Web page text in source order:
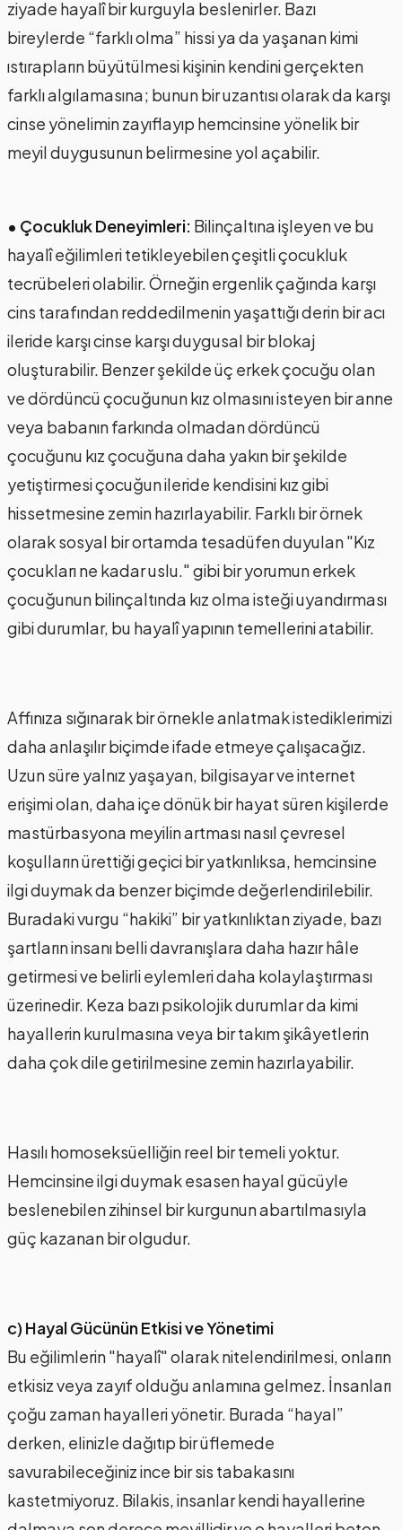
ziyade hayalî bir kurguyla beslenirler. Bazı
bireylerde “farklı olma” hissi ya da yaşanan kimi
ıstırapların büyütülmesi kişinin kendini gerçekten
farklı algılamasına; bunun bir uzantısı olarak da karşı
cinse yönelimin zayıflayıp hemcinsine yönelik bir
meyil duygusunun belirmesine yol açabilir.
• Çocukluk Deneyimleri: Bilinçaltına işleyen ve bu
hayalî eğilimleri tetikleyebilen çeşitli çocukluk
tecrübeleri olabilir. Örneğin ergenlik çağında karşı
cins tarafından reddedilmenin yaşattığı derin bir acı
ileride karşı cinse karşı duygusal bir blokaj
oluşturabilir. Benzer şekilde üç erkek çocuğu olan
ve dördüncü çocuğunun kız olmasını isteyen bir anne
veya babanın farkında olmadan dördüncü
çocuğunu kız çocuğuna daha yakın bir şekilde
yetiştirmesi çocuğun ileride kendisini kız gibi
hissetmesine zemin hazırlayabilir. Farklı bir örnek
olarak sosyal bir ortamda tesadüfen duyulan "Kız
çocukları ne kadar uslu." gibi bir yorumun erkek
çocuğunun bilinçaltında kız olma isteği uyandırması
gibi durumlar, bu hayalî yapının temellerini atabilir.
Affınıza sığınarak bir örnekle anlatmak istediklerimizi
daha anlaşılır biçimde ifade etmeye çalışacağız.
Uzun süre yalnız yaşayan, bilgisayar ve internet
erişimi olan, daha içe dönük bir hayat süren kişilerde
mastürbasyona meyilin artması nasıl çevresel
koşulların ürettiği geçici bir yatkınlıksa, hemcinsine
ilgi duymak da benzer biçimde değerlendirilebilir.
Buradaki vurgu “hakiki” bir yatkınlıktan ziyade, bazı
şartların insanı belli davranışlara daha hazır hâle
getirmesi ve belirli eylemleri daha kolaylaştırması
üzerinedir. Keza bazı psikolojik durumlar da kimi
hayallerin kurulmasına veya bir takım şikâyetlerin
daha çok dile getirilmesine zemin hazırlayabilir.
Hasılı homoseksüelliğin reel bir temeli yoktur.
Hemcinsine ilgi duymak esasen hayal gücüyle
beslenebilen zihinsel bir kurgunun abartılmasıyla
güç kazanan bir olgudur.
c) Hayal Gücünün Etkisi ve Yönetimi
Bu eğilimlerin "hayalî" olarak nitelendirilmesi, onların
etkisiz veya zayıf olduğu anlamına gelmez. İnsanları
çoğu zaman hayalleri yönetir. Burada “hayal”
derken, elinizle dağıtıp bir üflemede
savurabileceğiniz ince bir sis tabakasını
kastetmiyoruz. Bilakis, insanlar kendi hayallerine